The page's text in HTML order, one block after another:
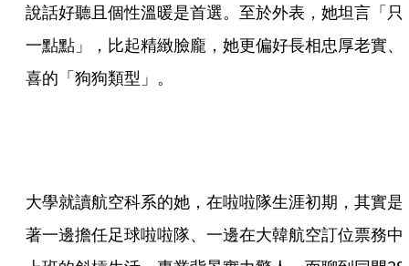
說話好聽且個性溫暖是首選。至於外表，她坦言「只
一點點」，比起精緻臉龐，她更偏好長相忠厚老實、
喜的「狗狗類型」。
大學就讀航空科系的她，在啦啦隊生涯初期，其實是
著一邊擔任足球啦啦隊、一邊在大韓航空訂位票務中